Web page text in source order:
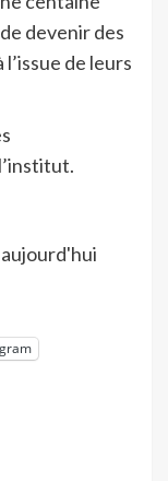
devenir des
de leurs